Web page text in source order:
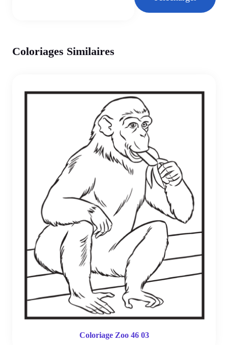
Coloriages Similaires
Coloriage Zoo 46 03